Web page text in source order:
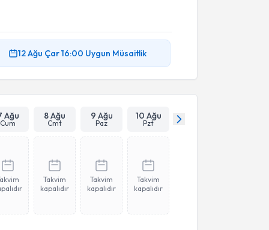
12 Ağu Çar16:00 Uygun Müsaitlik
Ağu
Cum
8 Ağu
Cmt
9 Ağu
Paz
10 Ağu
Pzt
Takvim
kapalıdır
Takvim
kapalıdır
Takvim
kapalıdır